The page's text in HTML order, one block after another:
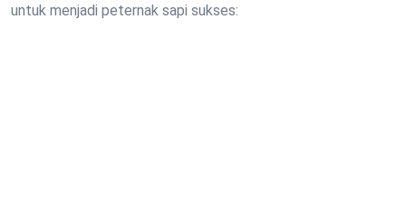
untuk menjadi peternak sapi sukses: